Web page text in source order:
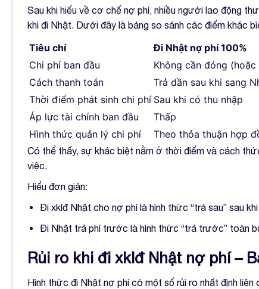
Sau khi hiểu về cơ chế nợ phí, nhiều người lao động
khi đi Nhật. Dưới đây là bảng so sánh các điểm khác
Tiêu chí Đi Nhật nợ phí 100%
Chi phí ban đầu
Không cần đóng
Cách thanh toán
Trả dần sau khi sang
Thời điểm phát sinh chi phí Sau khi có thu nhập
Áp lực tài chính ban đầu
Thấp
Hình thức quản lý chi phí
Theo thỏa thuận hợp
Có thể thấy, sự khác biệt nằm ở thời điểm và cách
việc.
Hiểu đơn giản:
Đi xklđ Nhật cho nợ phí là hình thức “trả sau” sau
Đi Nhật trả phí trước là hình thức “trả trước” toàn
Rủi ro khi đi xklđ Nhật nợ phí –
Hình thức đi Nhật nợ phí có một số rủi ro nhất định